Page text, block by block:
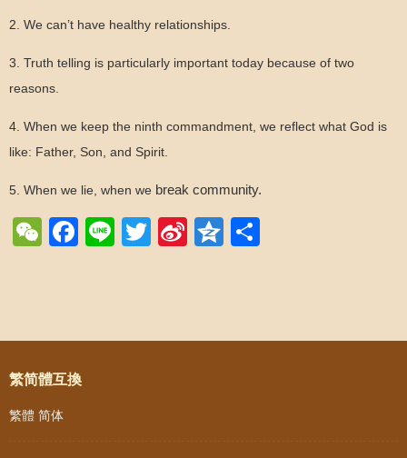
2. We can’t have healthy relationships.
3. Truth telling is particularly important today because of two
reasons.
4. When we keep the ninth commandment, we reflect what God is
like: Father, Son, and Spirit.
5. When we lie, when we break community.
WeChat
Facebook
LineTwitter
SinaQzone
Post navigation
繁简體互換
繁體 简体